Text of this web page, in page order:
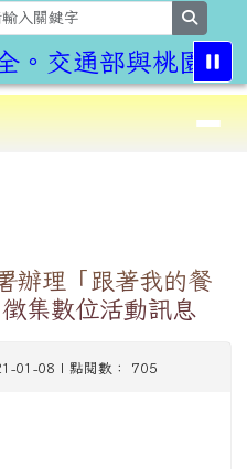
。交通部與桃園市
⏸
辦理「跟著我的餐
集數位活動訊息
01-08 | 點閱數： 705